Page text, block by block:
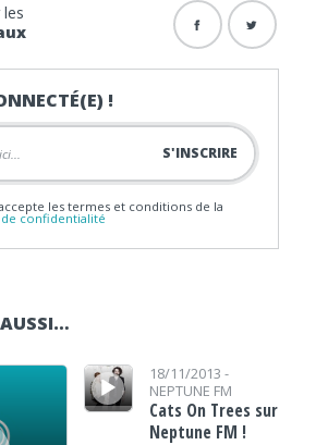
!
les termes et conditions de la
confidentialité
AUSSI…
Lecteur audio18/11/2013 -
NEPTUNE FM
Cats On Trees sur
Neptune FM !